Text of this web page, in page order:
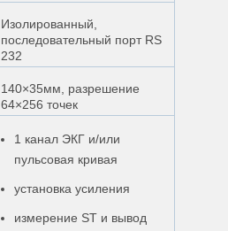
Изолированный,
последовательный порт RS
232
140×35мм, разрешение
64×256 точек
1 канал ЭКГ и/или
пульсовая кривая
установка усиления
измерение ST и вывод